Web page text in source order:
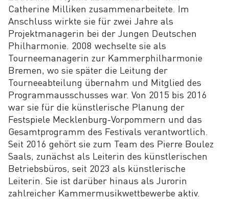
Catherine Milliken zusammenarbeitete. Im
Anschluss wirkte sie für zwei Jahre als
Projektmanagerin bei der Jungen Deutschen
Philharmonie. 2008 wechselte sie als
Tourneemanagerin zur Kammerphilharmonie
Bremen, wo sie später die Leitung der
Tourneeabteilung übernahm und Mitglied des
Programmausschusses war. Von 2015 bis 2016
war sie für die künstlerische Planung der
Festspiele Mecklenburg-Vorpommern und das
Gesamtprogramm des Festivals verantwortlich.
Seit 2016 gehört sie zum Team des Pierre Boulez
Saals, zunächst als Leiterin des künstlerischen
Betriebsbüros, seit 2023 als künstlerische
Leiterin. Sie ist darüber hinaus als Jurorin
zahlreicher Kammermusikwettbewerbe aktiv.